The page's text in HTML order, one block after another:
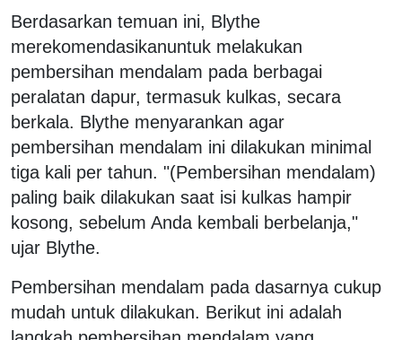
Berdasarkan temuan ini, Blythe
merekomendasikanuntuk melakukan
pembersihan mendalam pada berbagai
peralatan dapur, termasuk kulkas, secara
berkala. Blythe menyarankan agar
pembersihan mendalam ini dilakukan minimal
tiga kali per tahun. "(Pembersihan mendalam)
paling baik dilakukan saat isi kulkas hampir
kosong, sebelum Anda kembali berbelanja,"
ujar Blythe.
Pembersihan mendalam pada dasarnya cukup
mudah untuk dilakukan. Berikut ini adalah